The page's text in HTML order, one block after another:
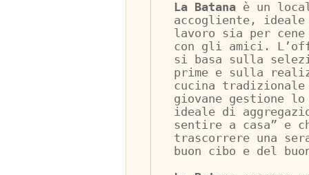
La Batana è un
accogliente,
lavoro sia per
con gli amici.
si basa sulla
prime e sulla
cucina
giovane gestione
ideale di
sentire a casa” e
trascorrere una
buon cibo e del